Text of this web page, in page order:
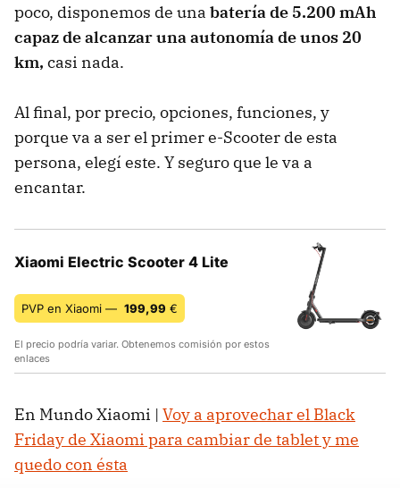
poco, disponemos de una batería de 5.200 mAh
capaz de alcanzar una autonomía de unos 20
km, casi nada.
Al final, por precio, opciones, funciones, y
porque va a ser el primer e-Scooter de esta
persona, elegí este. Y seguro que le va a
encantar.
Xiaomi Electric Scooter 4 Lite
PVP en Xiaomi — 199,99 €
El precio podría variar. Obtenemos comisión por estos
enlaces
En Mundo Xiaomi | Voy a aprovechar el Black
Friday de Xiaomi para cambiar de tablet y me
quedo con ésta